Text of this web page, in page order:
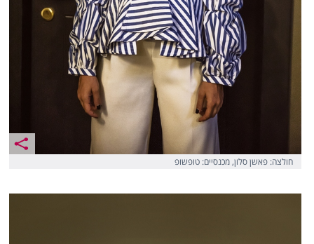
חולצה: פאשן סלון, מכנסיים: טופשופ